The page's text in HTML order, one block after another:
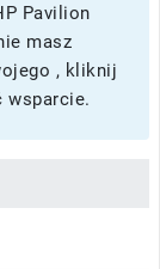
Pavilion
masz
, kliknij
wsparcie.